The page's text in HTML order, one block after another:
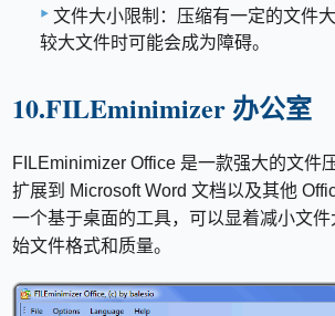
文件大小限制：压缩有一定的文件
较大文件时可能会成为障碍。
10.FILEminimizer 办公室
FILEminimizer Office 是一款强大的文件
扩展到 Microsoft Word 文档以及其他
一个基于桌面的工具，可以显着减小文
始文件格式和质量。